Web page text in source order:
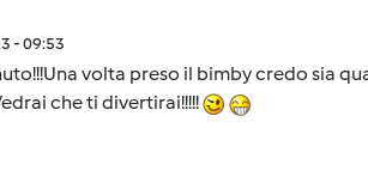
- 09:53
volta preso il bimby credo sia
che ti divertirai!!!!!